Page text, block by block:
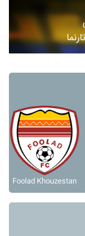
Foolad Khouzestan